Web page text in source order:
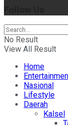
No Result
View All Result
Home
Nasional
Lifestyle
Daerah
Kalsel